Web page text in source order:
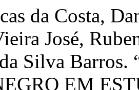
da Costa,
José,
Silva
EM